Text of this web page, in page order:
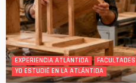
EXPERIENCIA ATLÁNTIDA FACULTADES
YO ESTUDIÉ EN LA ATLÁNTIDA